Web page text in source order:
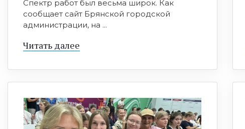
Спектр работ был весьма широк. Как
сообщает сайт Брянской городской
администрации, на ...
Читать далее